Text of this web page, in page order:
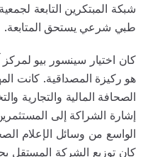
شبكة المبتكرين التابعة
طبي شرعي يستحق المتابعة.
كان اختيار سينسور بيو لمركز
هو ركيزة المصداقية. كانت
الصحافة المالية والتجارية
إشارة الشراكة إلى
الواسع من وسائل الإعلام
كان توزيع الشركة المستقل